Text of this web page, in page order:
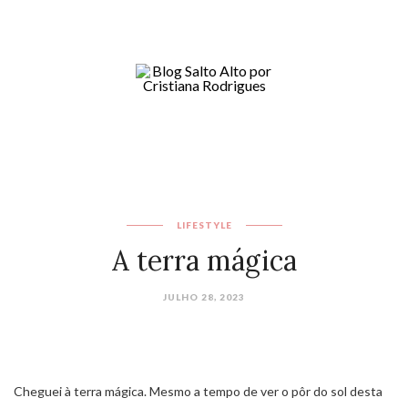
LIFESTYLE
A terra mágica
JULHO 28, 2023
Cheguei à terra mágica.Mesmo a tempo de ver o pôr do sol desta